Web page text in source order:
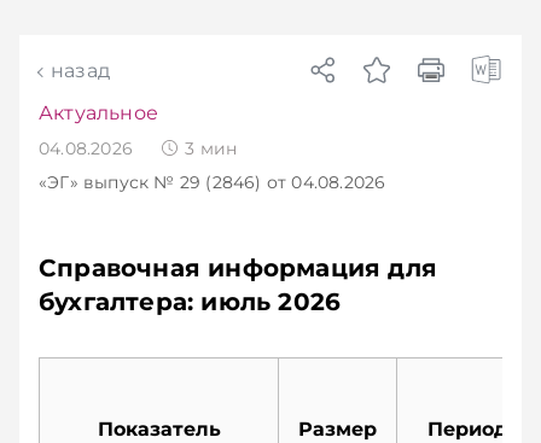
назад
Актуальное
04.08.2026 3 мин
«ЭГ» выпуск № 29 (2846) от 04.08.2026
Справочная информация для
бухгалтера: июль 2026
Показатель Размер Период